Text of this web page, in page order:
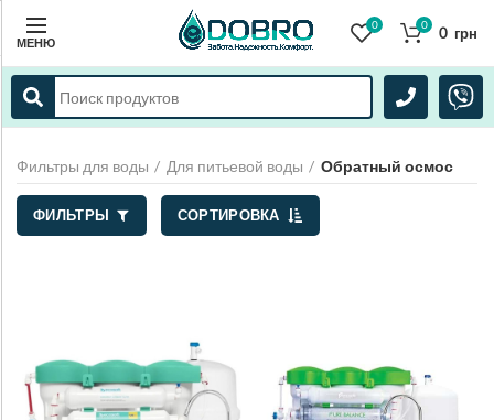
МЕНЮ
0 0 0 грн
Фильтры для воды Для питьевой воды Обратный осмос
ФИЛЬТРЫ СОРТИРОВКА